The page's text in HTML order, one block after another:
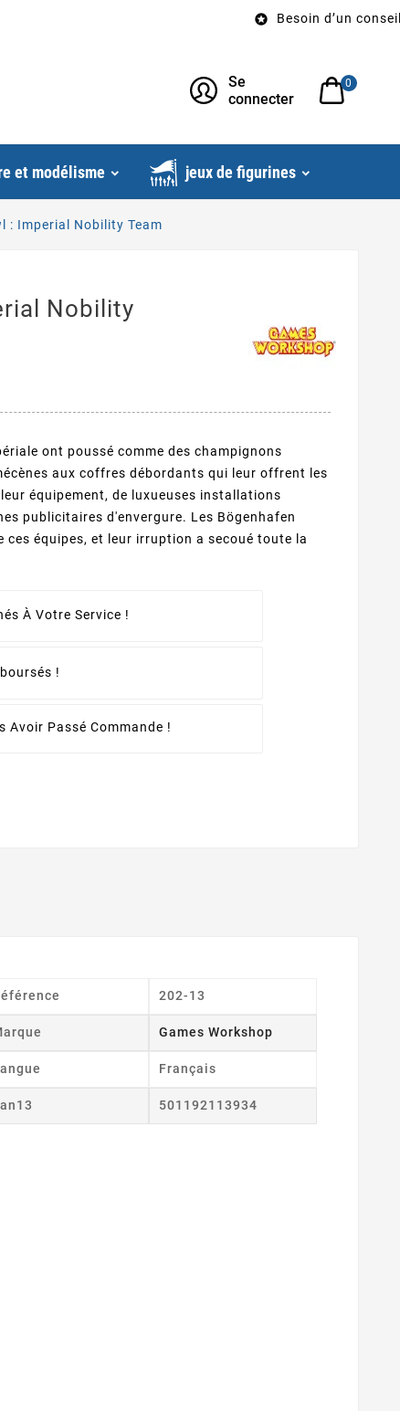
Besoin d’un conseil?
Se
connecter
0
et modélisme jeux de figurines
: Imperial Nobility Team
Nobility
ont poussé comme des champignons
aux coffres débordants qui leur offrent les
équipement, de luxueuses installations
publicitaires d'envergure. Les Bögenhafen
ces équipes, et leur irruption a secoué toute la
À Votre Service !
!
Avoir Passé Commande !
202-13
Games Workshop
Français
501192113934